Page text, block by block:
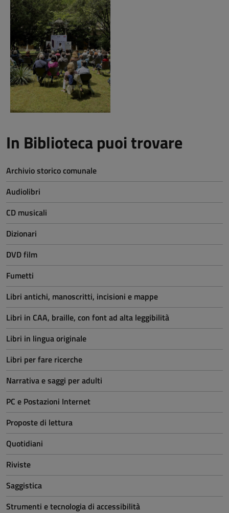
In Biblioteca puoi trovare
Archivio storico comunale
Audiolibri
CD musicali
Dizionari
DVD film
Fumetti
Libri antichi, manoscritti, incisioni e mappe
Libri in CAA, braille, con font ad alta leggibilità
Libri in lingua originale
Libri per fare ricerche
Narrativa e saggi per adulti
PC e Postazioni Internet
Proposte di lettura
Quotidiani
Riviste
Saggistica
Strumenti e tecnologia di accessibilità